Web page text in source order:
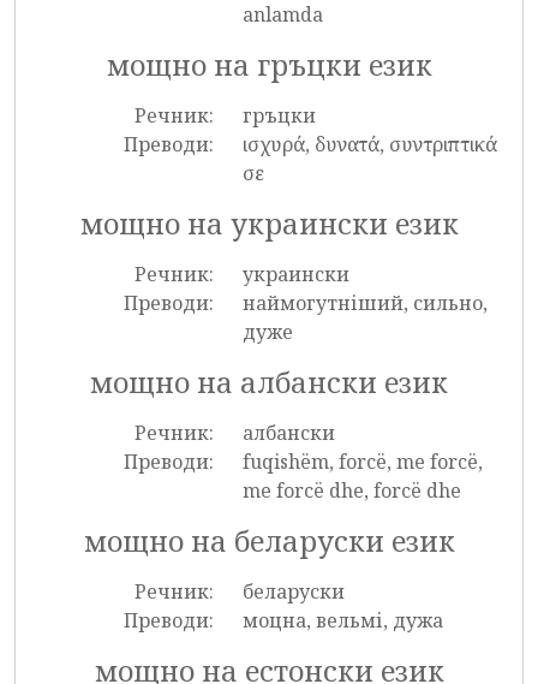
anlamda
мощно на гръцки език
Речник:
гръцки
Преводи:
ισχυρά, δυνατά, συντριπτικά
σε
мощно на украински език
Речник:
украински
Преводи:
наймогутніший, сильно,
дуже
мощно на албански език
Речник:
албански
Преводи:
fuqishëm, forcë, me forcë,
me forcë dhe, forcë dhe
мощно на беларуски език
Речник:
беларуски
Преводи:
моцна, вельмі, дужа
мощно на естонски език